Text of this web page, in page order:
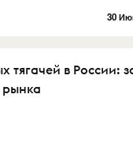
30
тягачей в России:
рынка